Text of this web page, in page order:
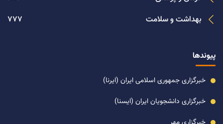
پیوندها
خبرگزاری جمهوری اسلامی ایران (ایرنا)
خبرگزاری دانشجویان ایران (ایسنا)
بهداشت و سلامت
777